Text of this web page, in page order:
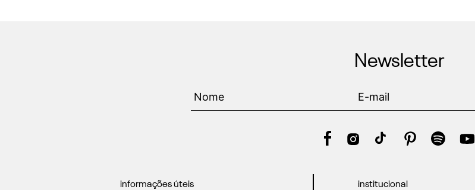
Newsletter
informações úteis institucional